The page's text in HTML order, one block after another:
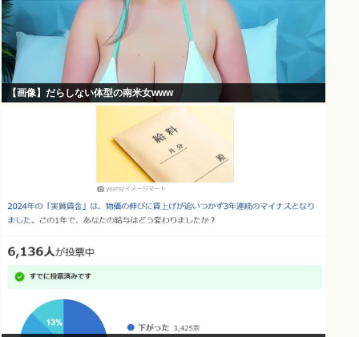
【画像】だらしない体型の南米女www